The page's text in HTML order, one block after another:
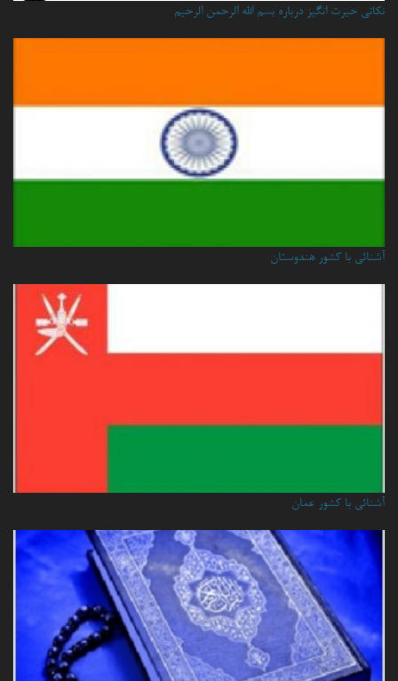
نكاتي حيرت انگيز درباره بسم الله الرحمن الرحيم
آشنائی با کشور هندوستان
آشنائي با كشور عمان